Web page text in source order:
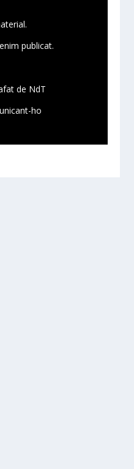
publicat.
de NdT
ho